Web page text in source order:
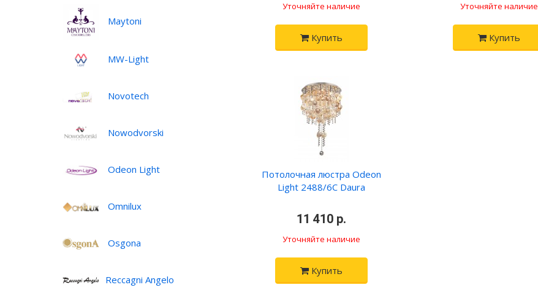
Maytoni
MW-Light
Novotech
Nowodvorski
Odeon Light
Omnilux
Osgona
Reccagni Angelo
Уточняйте наличие
Купить
Уточняйте наличие
Купить
Потолочная люстра Odeon
Light 2488/6C Daura
11 410 р.
Уточняйте наличие
Купить